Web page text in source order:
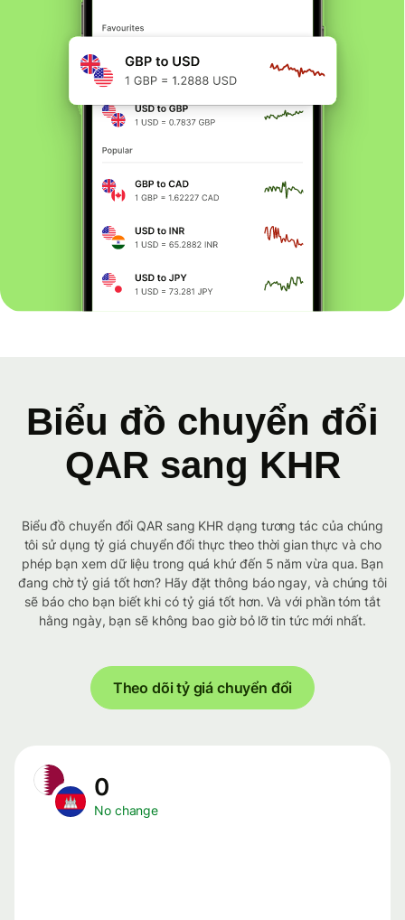
Biểu đồ chuyển đổi
QAR sang KHR
Biểu đồ chuyển đổi QAR sang KHR dạng tương tác của chúng
tôi sử dụng tỷ giá chuyển đổi thực theo thời gian thực và cho
phép bạn xem dữ liệu trong quá khứ đến 5 năm vừa qua. Bạn
đang chờ tỷ giá tốt hơn? Hãy đặt thông báo ngay, và chúng tôi
sẽ báo cho bạn biết khi có tỷ giá tốt hơn. Và với phần tóm tắt
hằng ngày, bạn sẽ không bao giờ bỏ lỡ tin tức mới nhất.
Theo dõi tỷ giá chuyển đổi
0
No change